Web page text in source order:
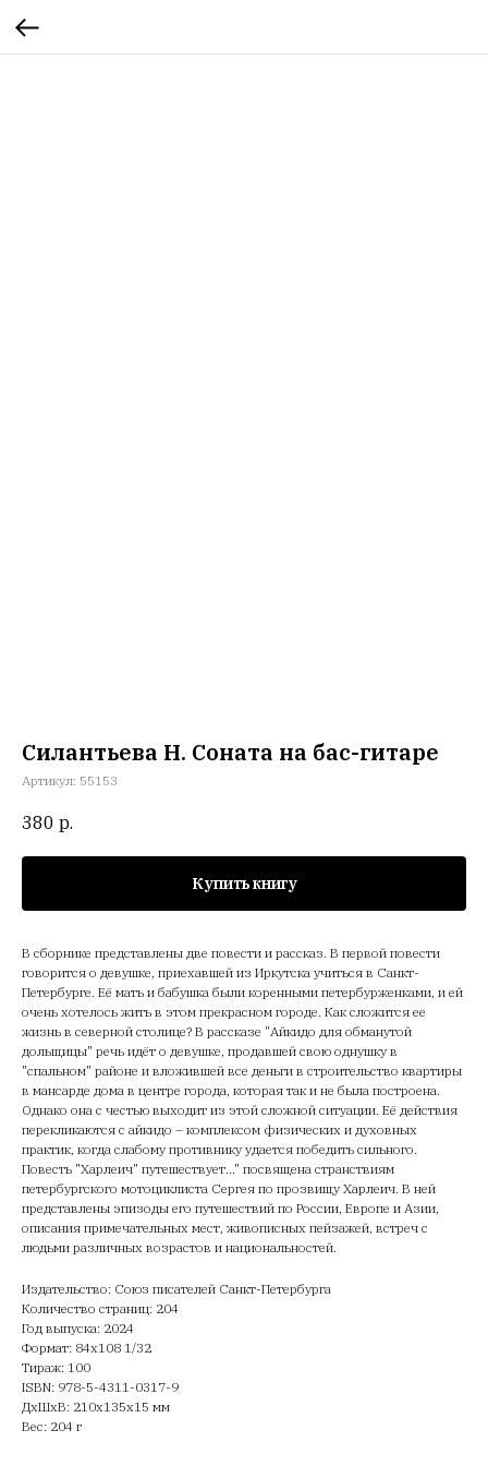
Силантьева Н. Соната на бас-гитаре
Артикул: 55153
380 р.
Купить книгу
В сборнике представлены две повести и рассказ. В первой повести
говорится о девушке, приехавшей из Иркутска учиться в Санкт-
Петербурге. Её мать и бабушка были коренными петербурженками, и ей
очень хотелось жить в этом прекрасном городе. Как сложится ее
жизнь в северной столице? В рассказе "Айкидо для обманутой
дольщицы" речь идёт о девушке, продавшей свою однушку в
"спальном" районе и вложившей все деньги в строительство квартиры
в мансарде дома в центре города, которая так и не была построена.
Однако она с честью выходит из этой сложной ситуации. Её действия
перекликаются с айкидо – комплексом физических и духовных
практик, когда слабому противнику удается победить сильного.
Повесть "Харлеич" путешествует..." посвящена странствиям
петербургского мотоциклиста Сергея по прозвищу Харлеич. В ней
представлены эпизоды его путешествий по России, Европе и Азии,
описания примечательных мест, живописных пейзажей, встреч с
людьми различных возрастов и национальностей.
Издательство: Союз писателей Санкт-Петербурга
Количество страниц: 204
Год выпуска: 2024
Формат: 84х108 1/32
Тираж: 100
ISBN: 978-5-4311-0317-9
ДxШxВ: 210x135x15 мм
Вес: 204 г